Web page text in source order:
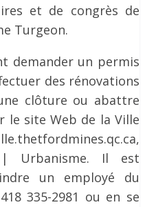
et de congrès de
Turgeon.
demander un permis
des rénovations
clôture ou abattre
le site Web de la Ville
| Urbanisme. Il est
un employé du
335-2981 ou en se